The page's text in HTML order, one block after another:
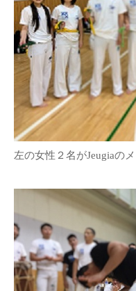
左の女性２名がJeugiaの